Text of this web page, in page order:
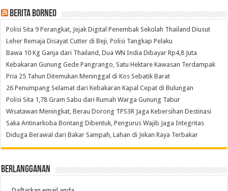
Berita Borneo
Polisi Sita 9 Perangkat, Jejak Digital Penembak Sekolah Thailand Diusut
Leher Remaja Disayat Cutter di Beji, Polisi Tangkap Pelaku
Bawa 10 Kg Ganja dari Thailand, Dua WN India Dibayar Rp4,8 Juta
Kebakaran Gunung Gede Pangrango, Satu Hektare Kawasan Terdampak
Pria 25 Tahun Ditemukan Meninggal di Kos Sebatik Barat
26 Penumpang Selamat dari Kebakaran Kapal Cepat di Bulungan
Polisi Sita 1,78 Gram Sabu dari Rumah Warga Gunung Tabur
Wisatawan Meningkat, Berau Dorong TPS3R Jaga Kebersihan Destinasi
Saka Antinarkoba Bontang Dibentuk, Pengurus Wajib Jaga Integritas
Diduga Berawal dari Bakar Sampah, Lahan di Jekan Raya Terbakar
Berlangganan